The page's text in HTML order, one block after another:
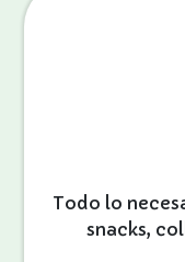
Todo lo
snacks,